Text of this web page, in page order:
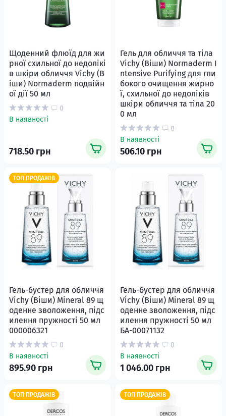
Щоденний флюїд для жи
рної схильної до недолікі
в шкіри обличчя Vichy (В
іши) Normaderm подвійн
ої дії 50 мл
0
В наявності
718.50 грн
Гель для обличчя та тіла
Vichy (Віши) Normaderm I
ntensive Purifying для гли
бокого очищення жирно
ї, схильної до недоліків
шкіри обличчя та тіла 20
0 мл
0
В наявності
506.10 грн
ТОП ПРОДАЖІВ
Гель-бустер для обличчя
Vichy (Віши) Mineral 89 щ
оденне зволоження, підс
илення пружності 50 мл
000006321
0
В наявності
895.90 грн
Гель-бустер для обличчя
Vichy (Віши) Mineral 89 щ
оденне зволоження, підс
илення пружності 50 мл
БА-00071132
0
В наявності
1 046.00 грн
ТОП ПРОДАЖІВ ТОП ПРОДАЖІВ